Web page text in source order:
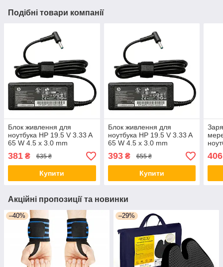
Подібні товари компанії
Блок живлення для
ноутбука HP 19.5 V 3.33 A
65 W 4.5 x 3.0 mm
381 ₴ 635 ₴
Купити
Блок живлення для
ноутбука HP 19.5 V 3.33 A
65 W 4.5 x 3.0 mm
393₴ 655 ₴
Купити
65
Акційні пропозиції та новинки
–40% –29%